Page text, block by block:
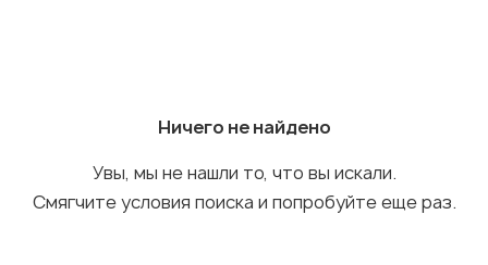
Информационные технологии
Ничего не найдено
Увы, мы не нашли то, что вы искали.
Смягчите условия поиска и попробуйте еще раз.